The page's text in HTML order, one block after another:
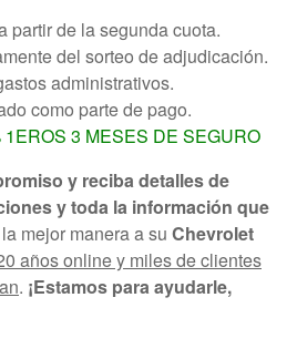
partir de la segunda cuota.
del sorteo de adjudicación.
administrativos.
como parte de pago.
3 MESES DE SEGURO
y reciba detalles de
y toda la información que
mejor manera a su Chevrolet
años online y miles de clientes
. ¡Estamos para ayudarle,